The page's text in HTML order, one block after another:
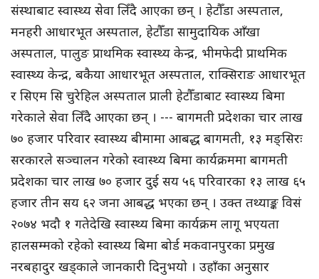
संस्थाबाट स्वास्थ्य सेवा लिँदै आएका छन् । हेटौँडा अस्पताल,
मनहरी आधारभूत अस्पताल, हेटौँडा सामुदायिक आँखा
अस्पताल, पालुङ प्राथमिक स्वास्थ्य केन्द्र, भीमफेदी प्राथमिक
स्वास्थ्य केन्द्र, बकैया आधारभूत अस्पताल, राक्सिराङ आधारभूत
र सिएम सि चुरेहिल अस्पताल प्राली हेटौँडाबाट स्वास्थ्य बिमा
गरेकाले सेवा लिँदै आएका छन् । --- बागमती प्रदेशका चार लाख
७० हजार परिवार स्वास्थ्य बीमामा आबद्ध बागमती, १३ मङ्सिरः
सरकारले सञ्चालन गरेको स्वास्थ्य बिमा कार्यक्रममा बागमती
प्रदेशका चार लाख ७० हजार दुई सय ५६ परिवारका १३ लाख ६५
हजार तीन सय ६२ जना आबद्ध भएका छन् । उक्त तथ्याङ्क विसं
२०७४ भदौ १ गतेदेखि स्वास्थ्य बिमा कार्यक्रम लागू भएयता
हालसम्मको रहेको स्वास्थ्य बिमा बोर्ड मकवानपुरका प्रमुख
नरबहादुर खड्काले जानकारी दिनुभयो । उहाँका अनुसार